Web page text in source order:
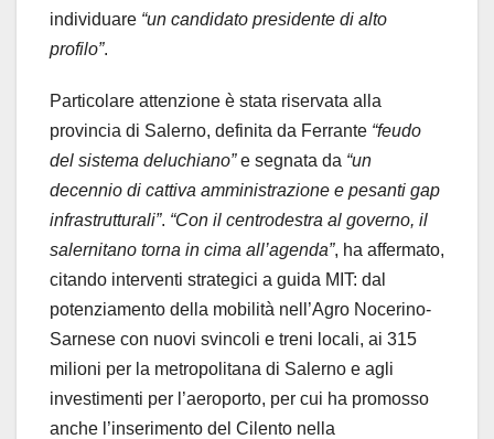
individuare “un candidato presidente di alto
profilo”.
Particolare attenzione è stata riservata alla
provincia di Salerno, definita da Ferrante “feudo
del sistema deluchiano”e segnata da “un
decennio di cattiva amministrazione e pesanti gap
infrastrutturali”. “Con il centrodestra al governo, il
salernitano torna in cima all’agenda”, ha affermato,
citando interventi strategici a guida MIT: dal
potenziamento della mobilità nell’Agro Nocerino-
Sarnese con nuovi svincoli e treni locali, ai 315
milioni per la metropolitana di Salerno e agli
investimenti per l’aeroporto, per cui ha promosso
anche l’inserimento del Cilento nella